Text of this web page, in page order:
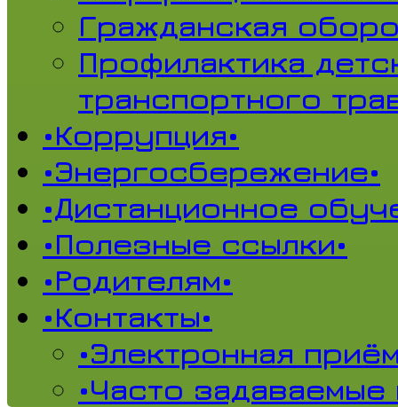
Гражданская
Профилактика
транспортного
•Коррупция•
•Энергосбережение•
•Дистанционное
•Полезные ссылки•
•Родителям•
•Контакты•
•Электронная
•Часто